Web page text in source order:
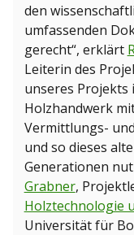
den
umfassenden
gerecht“, erklärt
Leiterin des
unseres Projekts
Holzhandwerk
Vermittlungs-
und so dieses
Generationen
Grabner,
Holztechnologie
Universität für